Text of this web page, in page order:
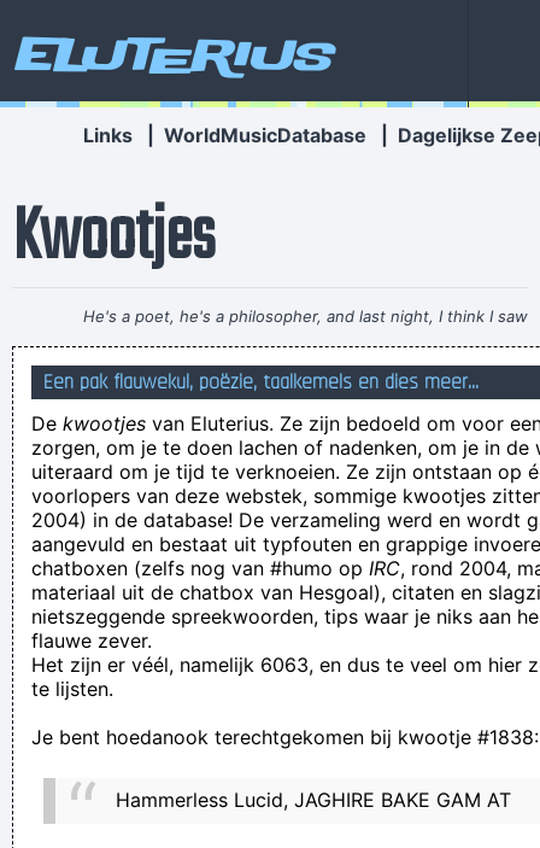
Eluterius
Links WorldMusicDatabase Dagelijkse
Kwootjes
He's a poet, he's a philosopher, and last night, I think I saw
him walking on water~ Mick JaggerMick Jagger introducing
Bono when he received his MTV Free Your Mind award, Nov.
1999...
There was a nosehorn boehoe!
Mag ik dit gebruiken om naar mijn vader te sturen?
in het oortje nemen
Ambrosius Snelvijs, broer vàn, vult zaterdagnamiddagen met
het tellen van vallende mensen en dit schematisch uit te
my friends and I have been looking about. The knowledge on
assist me in our studies a lot.
Een pak flauwekul, poëzie, taalkemels en dies meer...
De kwootjes van Eluterius. Ze zijn bedoeld om voor
zorgen, om je te doen lachen of nadenken, om je in de
uiteraard om je tijd te verknoeien. Ze zijn ontstaan op
voorlopers van deze webstek, sommige kwootjes
2004) in de database! De verzameling werd en wordt
aangevuld en bestaat uit typfouten en grappige
chatboxen (zelfs nog van #humo op IRC, rond 2004,
materiaal uit de chatbox van Hesgoal), citaten en
nietszeggende spreekwoorden, tips waar je niks aan
flauwe zever.
Het zijn er véél, namelijk 6063, en dus te veel om hier
te lijsten.
Je bent hoedanook terechtgekomen bij kwootje #1838:
Hammerless Lucid, JAGHIRE BAKE GAM AT